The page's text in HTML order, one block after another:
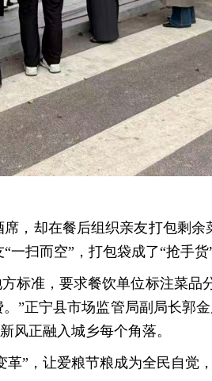
却在餐后组织亲友打包剩余
扫而空”，打包袋成了“抢手货”
准，要求餐饮单位标注菜品
”正宁县市场监管局副局长郭
风正融入城乡每个角落。
，让爱粮节粮成为全民自觉，